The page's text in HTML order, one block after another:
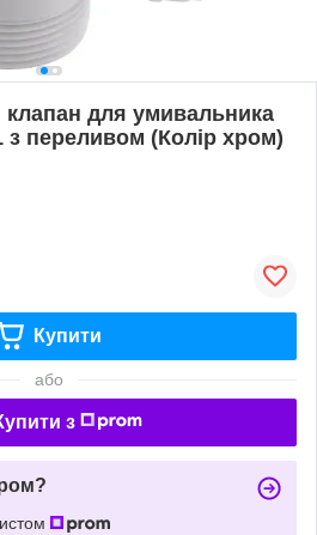
для умивальника
з переливом (Колір хром)
Купити
або
з